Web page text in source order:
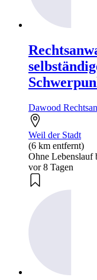
Dawood
Weil der Stadt
(6 km entfernt)
Ohne Lebenslauf
vor 8 Tagen